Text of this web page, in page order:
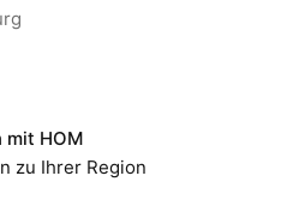
mit HOM
zu Ihrer Region